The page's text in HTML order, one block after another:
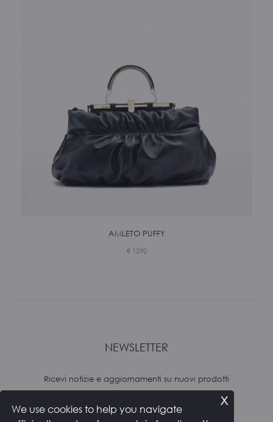
AMLETO PUFFY
€1290
NEWSLETTER
Ricevi notizie e aggiornamenti su nuovi prodotti
We use cookies to help you navigate
x